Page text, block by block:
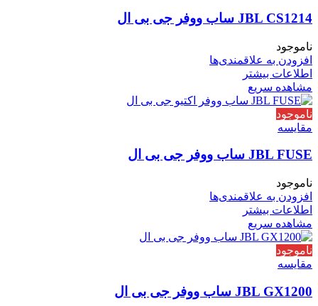
JBL CS1214 ساب ووفر جی بی ال
ناموجود
افزودن به علاقمندی‌ها
اطلاعات بیشتر
مشاهده سریع
ناموجود
مقایسه
JBL FUSE ساب ووفر جی بی ال
ناموجود
افزودن به علاقمندی‌ها
اطلاعات بیشتر
مشاهده سریع
ناموجود
مقایسه
JBL GX1200 ساب ووفر جی بی ال